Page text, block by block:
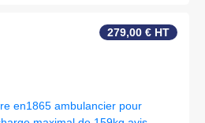
279,00 € HT